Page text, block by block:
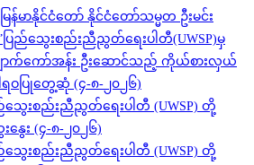
န်မာနိုင်ငံတော် နိုင်ငံတော်သမ္မတ ဦးမင်း
ြည်သွေးစည်းညီညွတ်ရေးပါတီ(UWSP)မှ
ောက်ကော်အန်း ဦးဆောင်သည့် ကိုယ်စားလှယ်
ဝပြုတွေ့ဆုံ (၄-၈-၂၀၂၆)
ြည်သွေးစည်းညီညွတ်ရေးပါတီ (UWSP) တို့
း (၄-၈-၂၀၂၆)
ြည်သွေးစည်းညီညွတ်ရေးပါတီ (UWSP) တို့